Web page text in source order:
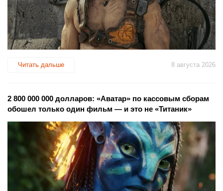
Читать дальше 8 августа 2026
2 800 000 000 долларов: «Аватар» по кассовым сборам
обошел только один фильм — и это не «Титаник»